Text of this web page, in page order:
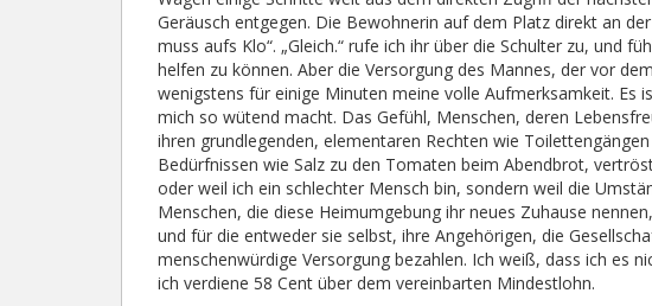
Geräusch entgegen. Die Bewohnerin auf dem Platz direkt an
muss aufs Klo“. „Gleich.“ rufe ich ihr über die Schulter zu, und
helfen zu können. Aber die Versorgung des Mannes, der vor
wenigstens für einige Minuten meine volle Aufmerksamkeit. Es
mich so wütend macht. Das Gefühl, Menschen, deren
ihren grundlegenden, elementaren Rechten wie
Bedürfnissen wie Salz zu den Tomaten beim Abendbrot,
oder weil ich ein schlechter Mensch bin, sondern weil die
Menschen, die diese Heimumgebung ihr neues Zuhause
und für die entweder sie selbst, ihre Angehörigen, die
menschenwürdige Versorgung bezahlen. Ich weiß, dass ich es
ich verdiene 58 Cent über dem vereinbarten Mindestlohn.